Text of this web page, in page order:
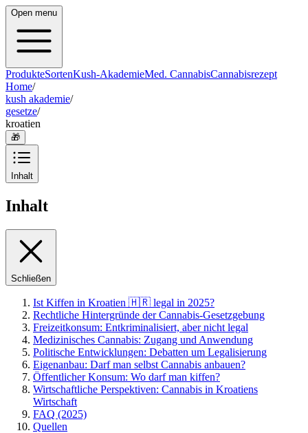
Open menu
ProdukteSortenKush-AkademieMed. CannabisCannabisrezept
Home/
kush akademie/
gesetze/
kroatien
🎁
Inhalt
Inhalt
Schließen
Ist Kiffen in Kroatien 🇭🇷 legal in 2025?
Rechtliche Hintergründe der Cannabis-Gesetzgebung
Freizeitkonsum: Entkriminalisiert, aber nicht legal
Medizinisches Cannabis: Zugang und Anwendung
Politische Entwicklungen: Debatten um Legalisierung
Eigenanbau: Darf man selbst Cannabis anbauen?
Öffentlicher Konsum: Wo darf man kiffen?
Wirtschaftliche Perspektiven: Cannabis in Kroatiens
Wirtschaft
FAQ (2025)
Quellen